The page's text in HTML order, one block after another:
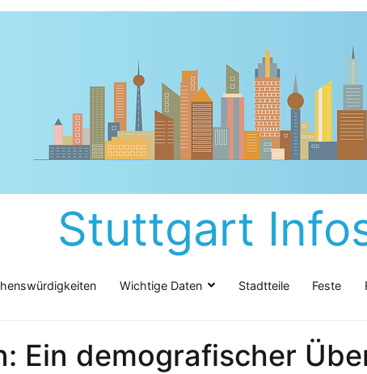
Stuttgart
Wichtige Daten Stadtteile Feste
Ein demografischer